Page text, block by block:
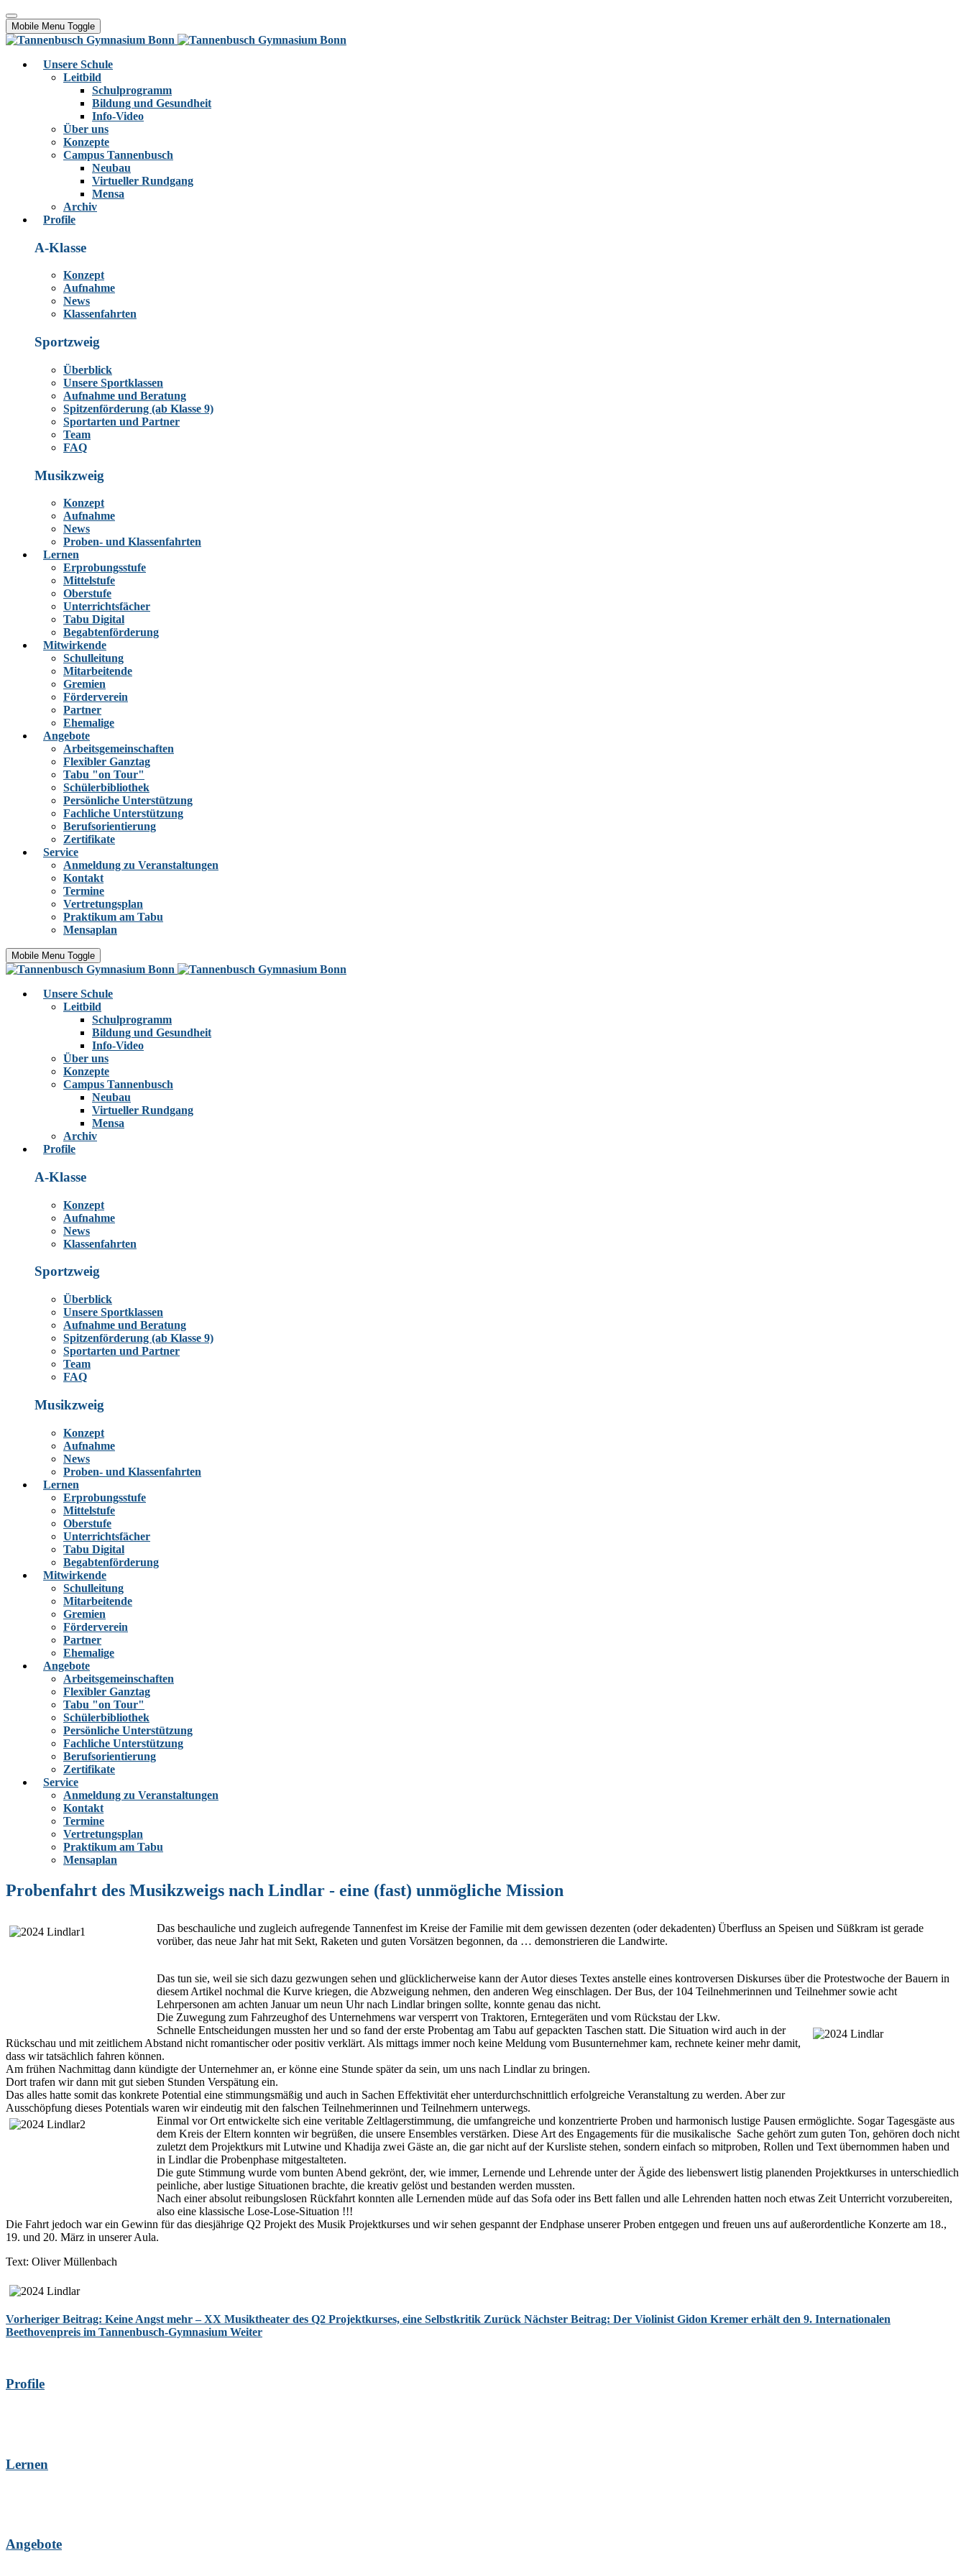
Mobile Menu Toggle
Unsere Schule
Leitbild
Schulprogramm
Bildung und Gesundheit
Info-Video
Über uns
Konzepte
Campus Tannenbusch
Neubau
Virtueller Rundgang
Mensa
Archiv
Profile
A-Klasse
Konzept
Aufnahme
News
Klassenfahrten
Sportzweig
Überblick
Unsere Sportklassen
Aufnahme und Beratung
Spitzenförderung (ab Klasse 9)
Sportarten und Partner
Team
FAQ
Musikzweig
Konzept
Aufnahme
News
Proben- und Klassenfahrten
Lernen
Erprobungsstufe
Mittelstufe
Oberstufe
Unterrichtsfächer
Tabu Digital
Begabtenförderung
Mitwirkende
Schulleitung
Mitarbeitende
Gremien
Förderverein
Partner
Ehemalige
Angebote
Arbeitsgemeinschaften
Flexibler Ganztag
Tabu "on Tour"
Schülerbibliothek
Persönliche Unterstützung
Fachliche Unterstützung
Berufsorientierung
Zertifikate
Service
Anmeldung zu Veranstaltungen
Kontakt
Termine
Vertretungsplan
Praktikum am Tabu
Mensaplan
Mobile Menu Toggle
Unsere Schule
Leitbild
Schulprogramm
Bildung und Gesundheit
Info-Video
Über uns
Konzepte
Campus Tannenbusch
Neubau
Virtueller Rundgang
Mensa
Archiv
Profile
A-Klasse
Konzept
Aufnahme
News
Klassenfahrten
Sportzweig
Überblick
Unsere Sportklassen
Aufnahme und Beratung
Spitzenförderung (ab Klasse 9)
Sportarten und Partner
Team
FAQ
Musikzweig
Konzept
Aufnahme
News
Proben- und Klassenfahrten
Lernen
Erprobungsstufe
Mittelstufe
Oberstufe
Unterrichtsfächer
Tabu Digital
Begabtenförderung
Mitwirkende
Schulleitung
Mitarbeitende
Gremien
Förderverein
Partner
Ehemalige
Angebote
Arbeitsgemeinschaften
Flexibler Ganztag
Tabu "on Tour"
Schülerbibliothek
Persönliche Unterstützung
Fachliche Unterstützung
Berufsorientierung
Zertifikate
Service
Anmeldung zu Veranstaltungen
Kontakt
Termine
Vertretungsplan
Praktikum am Tabu
Mensaplan
Probenfahrt des Musikzweigs nach Lindlar - eine (fast) unmögliche Mission
Das beschauliche und zugleich aufregende Tannenfest im Kreise der Familie mit dem gewissen dezenten (oder dekadenten) Überfluss an Speisen und Süßkram ist gerade
vorüber, das neue Jahr hat mit Sekt, Raketen und guten Vorsätzen begonnen, da … demonstrieren die Landwirte.
Das tun sie, weil sie sich dazu gezwungen sehen und glücklicherweise kann der Autor dieses Textes anstelle eines kontroversen Diskurses über die Protestwoche der Bauern in
diesem Artikel nochmal die Kurve kriegen, die Abzweigung nehmen, den anderen Weg einschlagen. Der Bus, der 104 Teilnehmerinnen und Teilnehmer sowie acht
Lehrpersonen am achten Januar um neun Uhr nach Lindlar bringen sollte, konnte genau das nicht.
Die Zuwegung zum Fahrzeughof des Unternehmens war versperrt von Traktoren, Erntegeräten und vom Rückstau der Lkw.
Schnelle Entscheidungen mussten her und so fand der erste Probentag am Tabu auf gepackten Taschen statt. Die Situation wird auch in der
Rückschau und mit zeitlichem Abstand nicht romantischer oder positiv verklärt. Als mittags immer noch keine Meldung vom Busunternehmer kam, rechnete keiner mehr damit,
dass wir tatsächlich fahren können.
Am frühen Nachmittag dann kündigte der Unternehmer an, er könne eine Stunde später da sein, um uns nach Lindlar zu bringen.
Dort trafen wir dann mit gut sieben Stunden Verspätung ein.
Das alles hatte somit das konkrete Potential eine stimmungsmäßig und auch in Sachen Effektivität eher unterdurchschnittlich erfolgreiche Veranstaltung zu werden. Aber zur
Ausschöpfung dieses Potentials waren wir eindeutig mit den falschen Teilnehmerinnen und Teilnehmern unterwegs.
Einmal vor Ort entwickelte sich eine veritable Zeltlagerstimmung, die umfangreiche und konzentrierte Proben und harmonisch lustige Pausen ermöglichte. Sogar Tagesgäste aus
dem Kreis der Eltern konnten wir begrüßen, die unsere Ensembles verstärken. Diese Art des Engagements für die musikalische Sache gehört zum guten Ton, gehören doch nicht
zuletzt dem Projektkurs mit Lutwine und Khadija zwei Gäste an, die gar nicht auf der Kursliste stehen, sondern einfach so mitproben, Rollen und Text übernommen haben und
in Lindlar die Probenphase mitgestalteten.
Die gute Stimmung wurde vom bunten Abend gekrönt, der, wie immer, Lernende und Lehrende unter der Ägide des liebenswert listig planenden Projektkurses in unterschiedlich
peinliche, aber lustige Situationen brachte, die kreativ gelöst und bestanden werden mussten.
Nach einer absolut reibungslosen Rückfahrt konnten alle Lernenden müde auf das Sofa oder ins Bett fallen und alle Lehrenden hatten noch etwas Zeit Unterricht vorzubereiten,
also eine klassische Lose-Lose-Situation !!!
Die Fahrt jedoch war ein Gewinn für das diesjährige Q2 Projekt des Musik Projektkurses und wir sehen gespannt der Endphase unserer Proben entgegen und freuen uns auf außerordentliche Konzerte am 18.,
19. und 20. März in unserer Aula.
Text: Oliver Müllenbach
Vorheriger Beitrag: Keine Angst mehr – XX Musiktheater des Q2 Projektkurses, eine Selbstkritik Zurück Nächster Beitrag: Der Violinist Gidon Kremer erhält den 9. Internationalen
Beethovenpreis im Tannenbusch-Gymnasium Weiter
Profile
Lernen
Angebote